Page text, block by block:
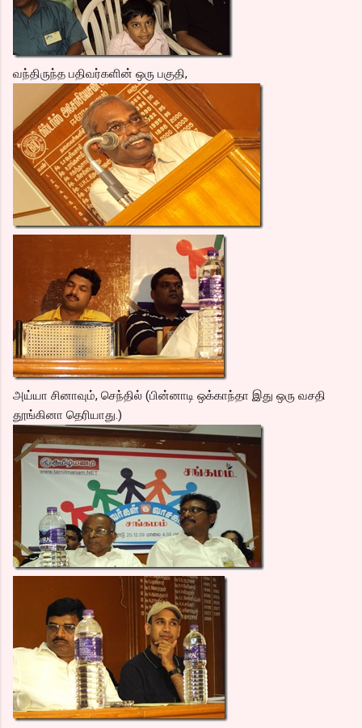
வந்திருந்த பதிவர்களின் ஒரு பகுதி,
அய்யா சினாவும், செந்தில் (பின்னாடி ஒக்காந்தா இது ஒரு வசதி
தூங்கினா தெரியாது.)